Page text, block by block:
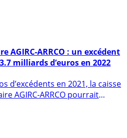
AGIRC-ARRCO : un excédent
milliards d’euros en 2022
AGIRC-ARRCO pourrait